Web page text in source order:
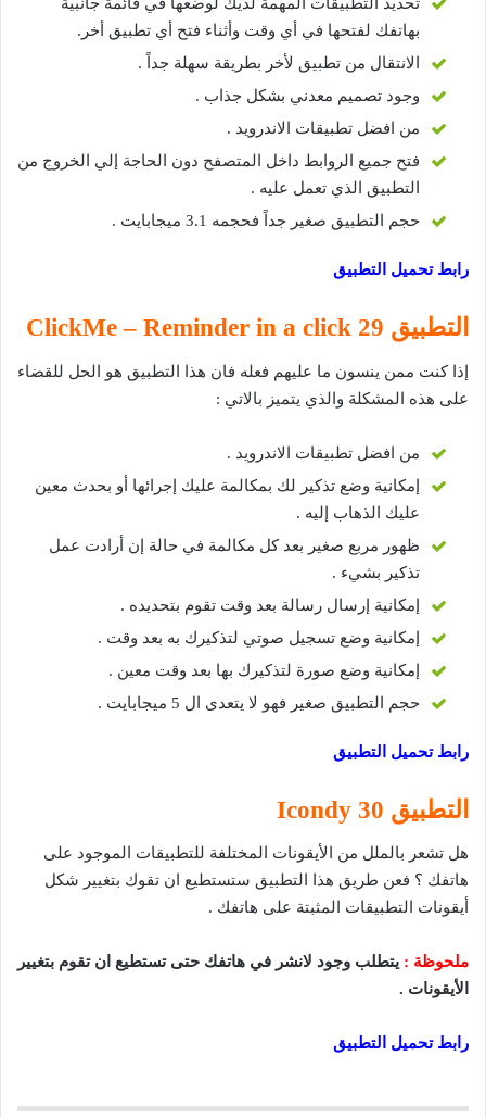
تحديد التطبيقات المهمة لديك لوضعها في قائمة جانبية
بهاتفك لفتحها في أي وقت وأثناء فتح أي تطبيق أخر.
الانتقال من تطبيق لأخر بطريقة سهلة جداً .
وجود تصميم معدني بشكل جذاب .
من افضل تطبيقات الاندرويد .
فتح جميع الروابط داخل المتصفح دون الحاجة إلي الخروج من
التطبيق الذي تعمل عليه .
حجم التطبيق صغير جداً فحجمه 3.1 ميجابايت .
رابط تحميل التطبيق
التطبيق 29 ClickMe – Reminder in a click
إذا كنت ممن ينسون ما عليهم فعله فان هذا التطبيق هو الحل للقضاء
على هذه المشكلة والذي يتميز بالاتي :
من افضل تطبيقات الاندرويد .
إمكانية وضع تذكير لك بمكالمة عليك إجرائها أو بحدث معين
عليك الذهاب إليه .
ظهور مربع صغير بعد كل مكالمة في حالة إن أرادت عمل
تذكير بشيء .
إمكانية إرسال رسالة بعد وقت تقوم بتحديده .
إمكانية وضع تسجيل صوتي لتذكيرك به بعد وقت .
إمكانية وضع صورة لتذكيرك بها بعد وقت معين .
حجم التطبيق صغير فهو لا يتعدى ال 5 ميجابايت .
رابط تحميل التطبيق
التطبيق 30 Icondy
هل تشعر بالملل من الأيقونات المختلفة للتطبيقات الموجود على
هاتفك ؟ فعن طريق هذا التطبيق ستستطيع ان تقوك بتغيير شكل
أيقونات التطبيقات المثبتة على هاتفك .
ملحوظة : يتطلب وجود لانشر في هاتفك حتى تستطيع ان تقوم بتغيير
الأيقونات .
رابط تحميل التطبيق